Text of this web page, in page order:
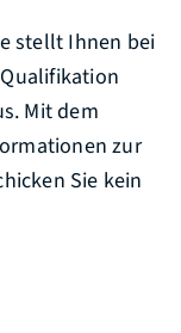
stellt Ihnen bei
Mit dem
zur
Sie kein